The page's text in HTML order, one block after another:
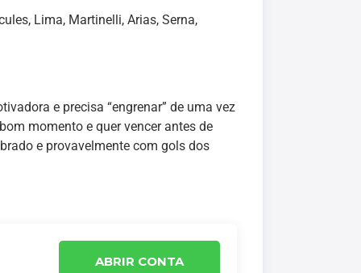
Lima, Martinelli, Arias, Serna,
e precisa “engrenar” de uma vez
momento e quer vencer antes de
e provavelmente com gols dos
ABRIR CONTA